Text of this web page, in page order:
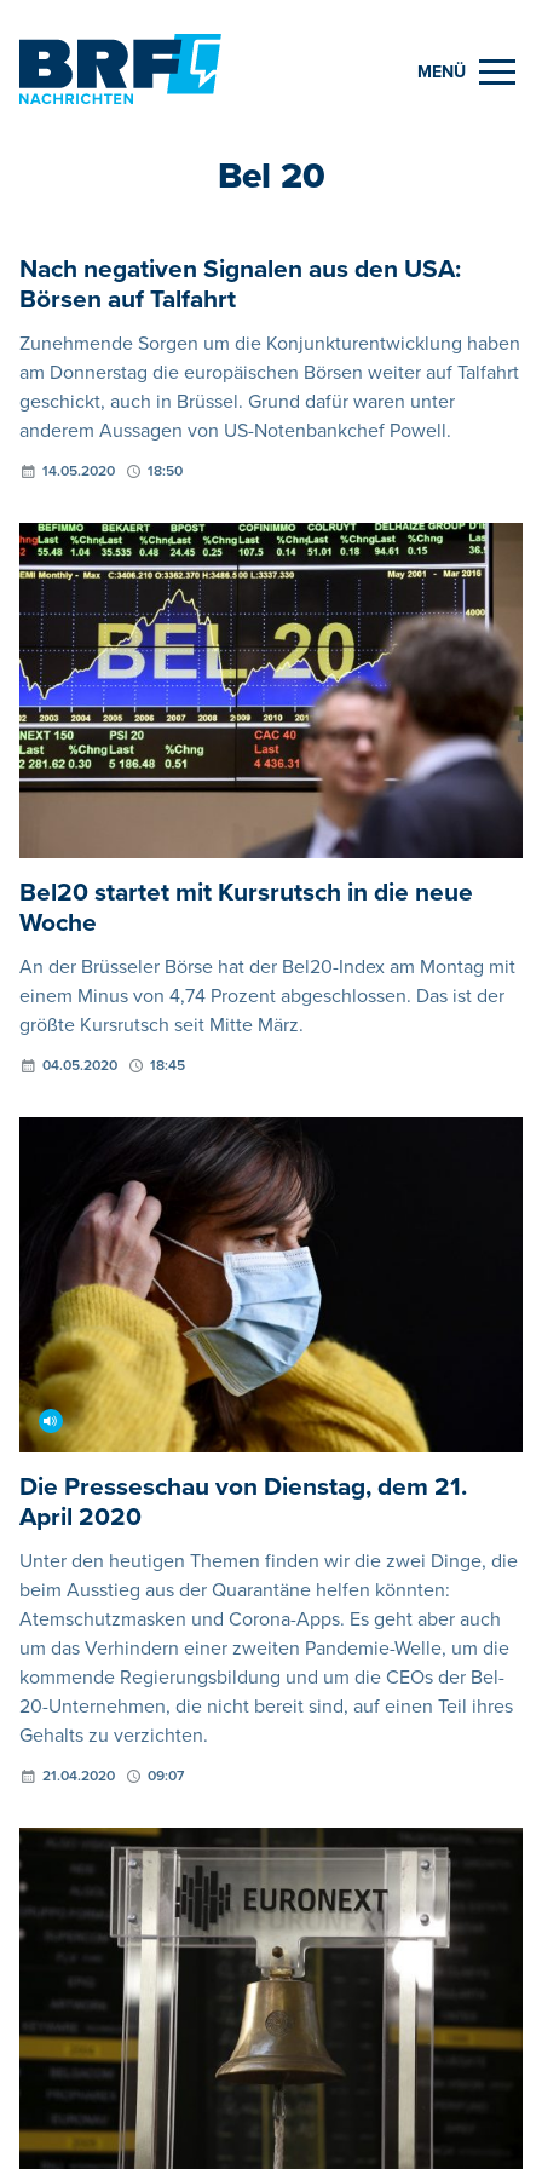
MENÜ
Bel 20
Nach negativen Signalen aus den USA:
Börsen auf Talfahrt
Zunehmende Sorgen um die Konjunkturentwicklung haben
am Donnerstag die europäischen Börsen weiter auf Talfahrt
geschickt, auch in Brüssel. Grund dafür waren unter
anderem Aussagen von US-Notenbankchef Powell.
14.05.2020 18:50
Bel20 startet mit Kursrutsch in die neue
Woche
An der Brüsseler Börse hat der Bel20-Index am Montag mit
einem Minus von 4,74 Prozent abgeschlossen. Das ist der
größte Kursrutsch seit Mitte März.
04.05.2020 18:45
Die Presseschau von Dienstag, dem 21.
April 2020
Unter den heutigen Themen finden wir die zwei Dinge, die
beim Ausstieg aus der Quarantäne helfen könnten:
Atemschutzmasken und Corona-Apps. Es geht aber auch
um das Verhindern einer zweiten Pandemie-Welle, um die
kommende Regierungsbildung und um die CEOs der Bel-
20-Unternehmen, die nicht bereit sind, auf einen Teil ihres
Gehalts zu verzichten.
21.04.2020 09:07